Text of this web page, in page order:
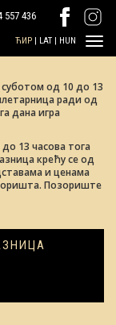
557 436
ЋИР | LAT | HUN
од 10 до 13
ради од
дана игра
до 13 часова тога
крећу се од
и ценама
Позориште